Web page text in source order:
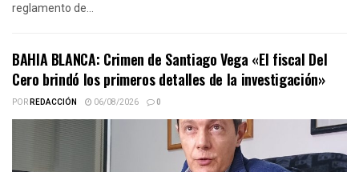
reglamento de...
BAHIA BLANCA: Crimen de Santiago Vega «El fiscal Del
Cero brindó los primeros detalles de la investigación»
PORREDACCIÓN 06/08/2026 0